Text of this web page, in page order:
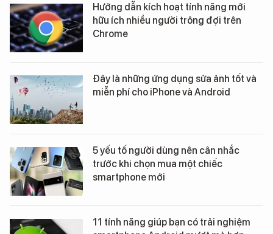
Hướng dẫn kích hoạt tính năng mới
hữu ích nhiều người trông đợi trên
Chrome
Đây là những ứng dụng sửa ảnh tốt và
miễn phí cho iPhone và Android
5 yếu tố người dùng nên cân nhắc
trước khi chọn mua một chiếc
smartphone mới
11 tính năng giúp bạn có trải nghiệm